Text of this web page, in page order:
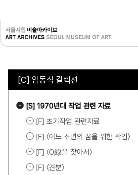
[C] 임동식 컬렉션
[S] 1970년대 작업 관련 자료
[F] 초기작업 관련자료
[F] 〈어느 소년의 꿈을 위한 작업〉
[F] 〈O線을 찾아서〉
[F] 〈견분〉